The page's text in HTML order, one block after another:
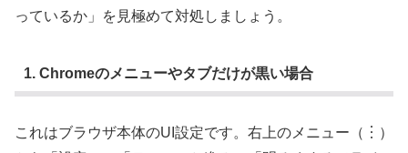
っているか」を見極めて対処しましょう。
1. Chromeのメニューやタブだけが黒い場合
これはブラウザ本体のUI設定です。右上のメニュー（︙）